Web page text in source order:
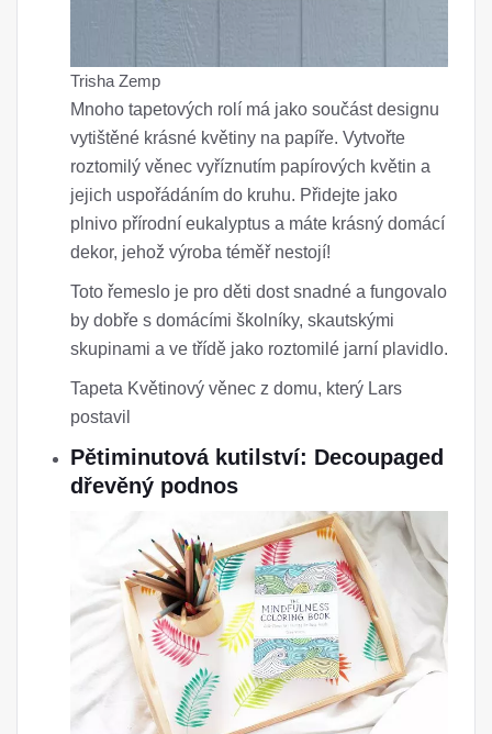
Trisha Zemp
Mnoho tapetových rolí má jako součást designu
vytištěné krásné květiny na papíře. Vytvořte
roztomilý věnec vyříznutím papírových květin a
jejich uspořádáním do kruhu. Přidejte jako
plnivo přírodní eukalyptus a máte krásný domácí
dekor, jehož výroba téměř nestojí!
Toto řemeslo je pro děti dost snadné a fungovalo
by dobře s domácími školníky, skautskými
skupinami a ve třídě jako roztomilé jarní plavidlo.
Tapeta Květinový věnec z domu, který Lars
postavil
Pětiminutová kutilství: Decoupaged
dřevěný podnos